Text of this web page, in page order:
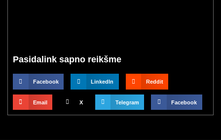
Pasidalink sapno reikšme
Facebook LinkedIn Reddit
Email X Telegram Facebook